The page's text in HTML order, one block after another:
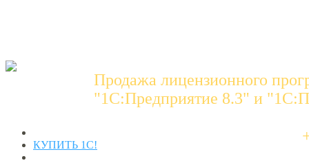
Продажа лицензионного
"1C:Предприятие 8.3" и
КУПИТЬ 1С!